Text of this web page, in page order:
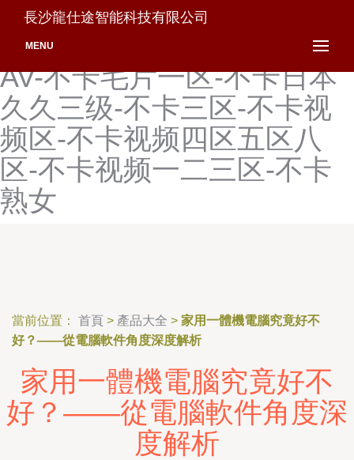
不卡国产在线一区-不卡卡1
卡2卡3在线-不卡了在线久草
AV-不卡毛片一区-不卡日本
久久三级-不卡三区-不卡视
频区-不卡视频四区五区八
区-不卡视频一二三区-不卡
熟女
長沙龍仕途智能科技有限公司
MENU
當前位置： 首頁 > 產品大全 > 家用一體機電腦究竟好不
好？——從電腦軟件角度深度解析
家用一體機電腦究竟好不
好？——從電腦軟件角度深
度解析